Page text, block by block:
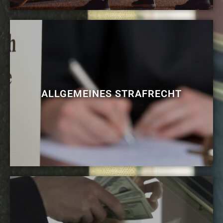
ALLGEMEINES STRAFRECHT